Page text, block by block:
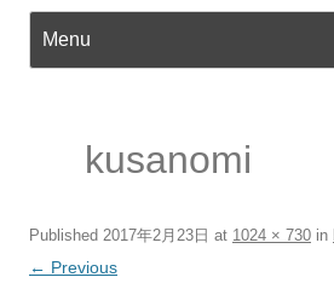
Menu
kusanomi
Published 2017年2月23日 at 1024 × 730 in
← Previous